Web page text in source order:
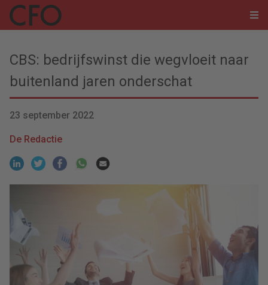
CBS: bedrijfswinst die wegvloeit naar
buitenland jaren onderschat
23 september 2022
De Redactie